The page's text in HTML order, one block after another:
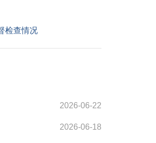
检查情况
2026-06-22
2026-06-18